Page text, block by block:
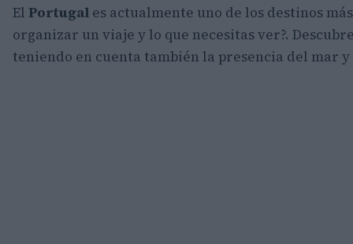
El Portugal es actualmente uno de los destinos
organizar un viaje y lo que necesitas ver?.
teniendo en cuenta también la presencia del mar y